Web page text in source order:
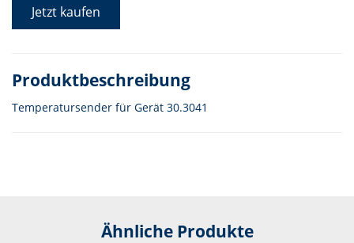
Jetzt kaufen
Produktbeschreibung
Temperatursender für Gerät 30.3041
Ähnliche Produkte